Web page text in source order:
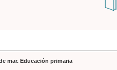
mar. Educación primaria